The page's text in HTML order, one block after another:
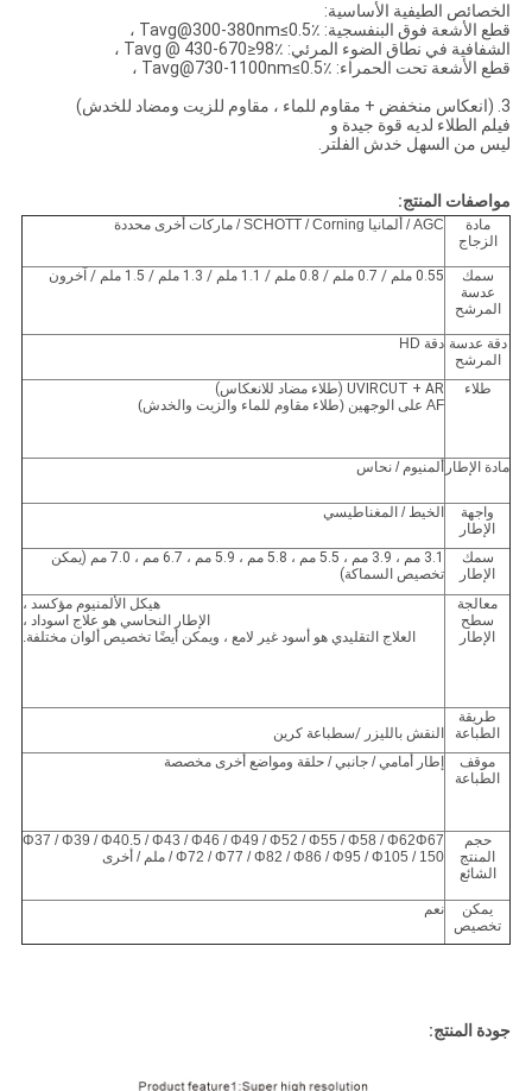
الخصائص الطيفية الأساسية:
قطع الأشعة فوق البنفسجية: Tavg@300-380nm≤0.5٪ ،
الشفافية في نطاق الضوء المرئي: Tavg @ 430-670≥98٪ ،
قطع الأشعة تحت الحمراء: Tavg@730-1100nm≤0.5٪ ،
3. (انعكاس منخفض + مقاوم للماء ، مقاوم للزيت ومضاد للخدش)
فيلم الطلاء لديه قوة جيدة و
ليس من السهل خدش الفلتر.
مواصفات المنتج:
مادة
الزجاج
AGC / ألمانيا SCHOTT / Corning / ماركات أخرى محددة
سمك
عدسة
المرشح
0.55 ملم / 0.7 ملم / 0.8 ملم / 1.1 ملم / 1.3 ملم / 1.5 ملم / آخرون
دقة عدسة
المرشح
دقة HD
طلاء
UVIRCUT + AR (طلاء مضاد للانعكاس)
AF على الوجهين (طلاء مقاوم للماء والزيت والخدش)
مادة الإطار ألمنيوم / نحاس
واجهة
الإطار
الخيط / المغناطيسي
سمك
الإطار
3.1 مم ، 3.9 مم ، 5.5 مم ، 5.8 مم ، 5.9 مم ، 6.7 مم ، 7.0 مم (يمكن
تخصيص السماكة)
معالجة
سطح
الإطار
هيكل الألمنيوم مؤكسد ،
الإطار النحاسي هو علاج اسوداد ،
العلاج التقليدي هو أسود غير لامع ، ويمكن أيضًا تخصيص ألوان مختلفة.
طريقة
الطباعة
النقش بالليزر /سطباعة كرين
موقف
الطباعة
إطار أمامي / جانبي / حلقة ومواضع أخرى مخصصة
حجم
المنتج
الشائع
Φ37 / Φ39 / Φ40.5 / Φ43 / Φ46 / Φ49 / Φ52 / Φ55 / Φ58 / Φ62Φ67
/ Φ72 / Φ77 / Φ82 / Φ86 / Φ95 / Φ105 / 150 ملم / أخرى
يمكن
تخصيص
نعم
جودة المنتج: